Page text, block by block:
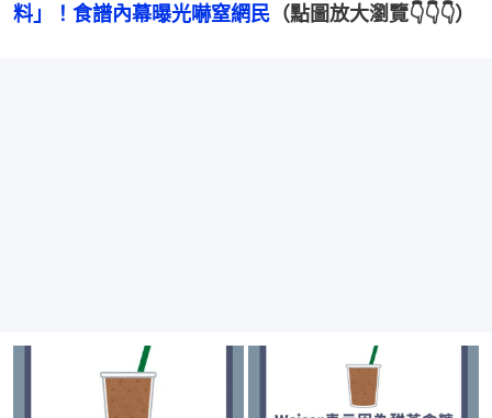
料」！食譜內幕曝光嚇窒網民 （點圖放大瀏覽👇👇👇）